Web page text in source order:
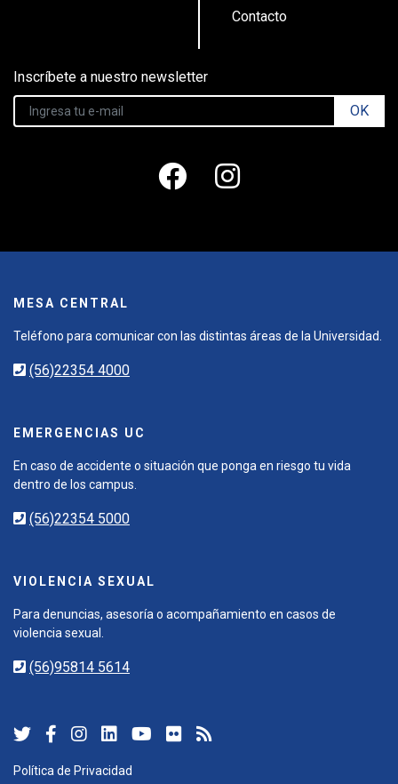
Contacto
Inscríbete a nuestro newsletter
OK
MESA CENTRAL
Teléfono para comunicar con las distintas áreas de la Universidad.
(56)22354 4000
EMERGENCIAS UC
En caso de accidente o situación que ponga en riesgo tu vida
dentro de los campus.
(56)22354 5000
VIOLENCIA SEXUAL
Para denuncias, asesoría o acompañamiento en casos de
violencia sexual.
(56)95814 5614
Política de Privacidad